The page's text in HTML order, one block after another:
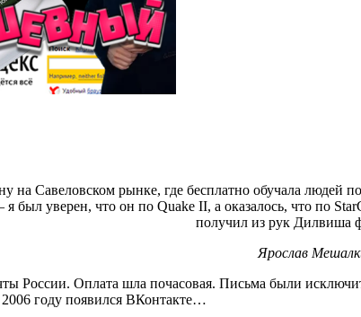
на Савеловском рынке, где бесплатно обучала людей
уверен, что он по Quake II, а оказалось, что по
получил из рук Дилвиша
Ярослав
России. Оплата шла почасовая. Письма были
году появился ВКонтакте…